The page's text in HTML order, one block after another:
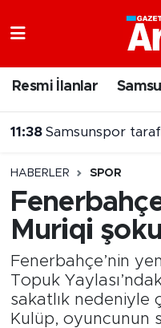
Resmi İlanlar
11:38 Samsunspor
HABERLER SPOR
Muriqi
Fenerbahçe’nin
Topuk
sakatlık nedeniyle
Kulüp, oyuncunun
Samsun Namaz
Süper Lig Puan
Tüm Manşetler
Son Dakika